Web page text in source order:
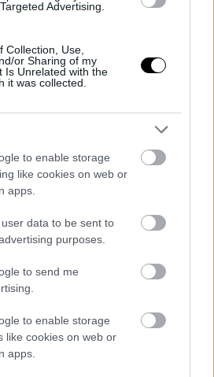
Advertising.
Collection, Use,
or Sharing of my
Is Unrelated with the
it was collected.
to enable storage
like cookies on web or
apps.
data to be sent to
purposes.
to send me
to enable storage
like cookies on web or
apps.
Galaxy Fold: υπάρχει πια
πολυτέλεια για προϊόντα...
έκδοσης 1.0;